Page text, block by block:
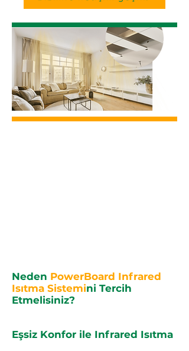
Neden PowerBoard Infrared
Isıtma Sistemini Tercih
Etmelisiniz?
Eşsiz Konfor ile Infrared Isıtma